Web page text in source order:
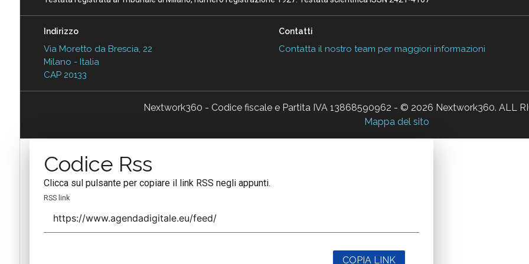
Indirizzo
Via Moretto da Brescia, 22
Milano - Italia
CAP 20133
Contatti
Contatta il nostro team per maggiori informazioni
Nextwork360 - Codice fiscale e Partita IVA 13868590962 - © 2026 Nextwork360. ALL
Mappa del sito
Codice Rss
Clicca sul pulsante per copiare il link RSS negli appunti.
RSS link
COPIA LINK